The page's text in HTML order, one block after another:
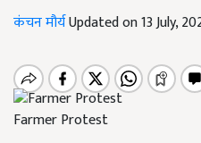
कंचन मौर्यUpdated on 13 July,
Farmer Protest